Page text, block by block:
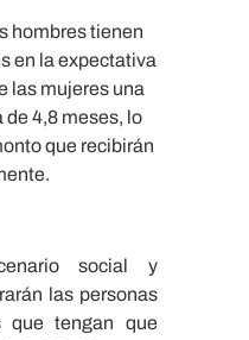
hombres tienen
en la expectativa
las mujeres una
4,8 meses, lo
que recibirán
social y
las personas
que tengan que